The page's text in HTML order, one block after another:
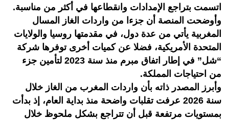
اتسمت بتراجع الإمدادات وانقطاعها في أكثر من مناسبة.
وأوضحت المنصة أن جزءا من واردات الغاز المسال
المغربية يأتي من عدة دول، في مقدمتها روسيا والولايات
المتحدة الأمريكية، فضلا عن كميات أخرى توفرها شركة
“شل” في إطار اتفاق مبرم منذ سنة 2023 لتأمين جزء
من احتياجات المملكة.
وأبرز المصدر ذاته بأن واردات المغرب من الغاز خلال
سنة 2026 عرفت تقلبات واضحة منذ بداية العام، إذ بدأت
بمستويات مرتفعة قبل أن تتراجع بشكل ملحوظ خلال